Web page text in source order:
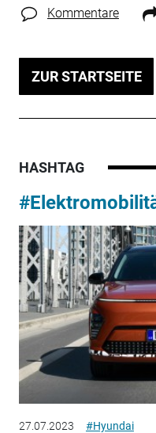
Kommentare
ZUR STARTSEITE
HASHTAG
27.07.2023 #Hyundai